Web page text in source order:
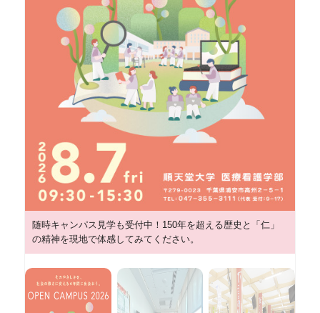
随時キャンパス見学も受付中！150年を超える歴史と「仁」
の精神を現地で体感してみてください。